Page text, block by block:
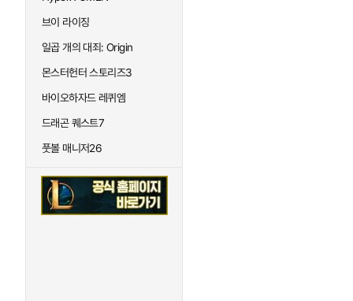
브이 라이징
일곱 개의 대죄: Origin
몬스터헌터 스토리즈3
바이오하자드 레퀴엠
드래곤 퀘스트7
풋볼 매니저26